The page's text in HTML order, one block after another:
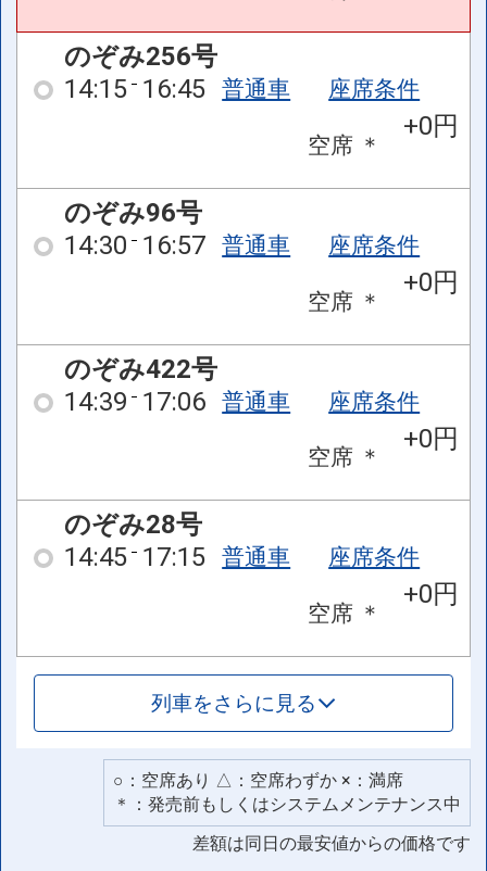
のぞみ256号
14:15 16:45 普通車 座席条件
空席 ＊
+0円
のぞみ96号
14:30 16:57 普通車 座席条件
空席 ＊
+0円
のぞみ422号
14:39 17:06 普通車 座席条件
空席 ＊
+0円
のぞみ28号
14:45 17:15 普通車 座席条件
空席 ＊
+0円
列車をさらに見る
○：空席あり △：空席わずか ×：満席
＊：発売前もしくはシステムメンテナンス中
差額は同日の最安値からの価格です